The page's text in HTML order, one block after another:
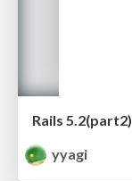
Rails 5.2(part2)
yyagi